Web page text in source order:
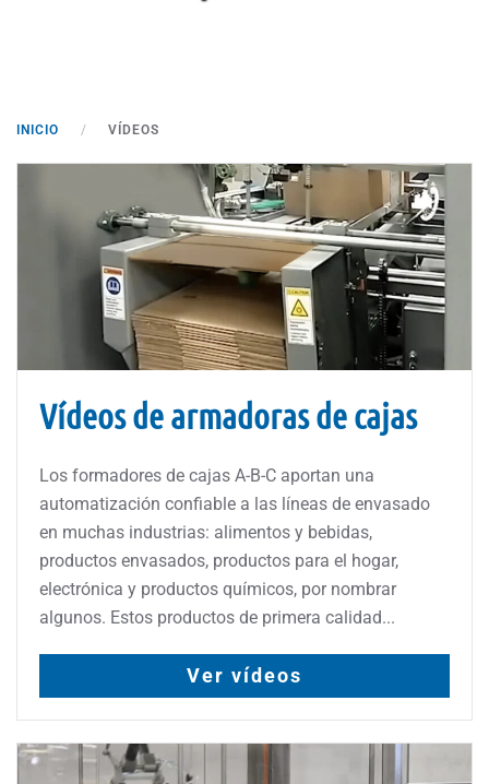
INICIO VÍDEOS
Vídeos de armadoras de cajas
Los formadores de cajas A-B-C aportan una
automatización confiable a las líneas de envasado
en muchas industrias: alimentos y bebidas,
productos envasados, productos para el hogar,
electrónica y productos químicos, por nombrar
algunos. Estos productos de primera calidad...
Ver vídeos